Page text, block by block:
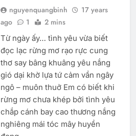
nguyenquangbinh
17 years
ago
1 2 mins
Từ ngày ấy… tình yêu vừa biết
đọc lạc rừng mơ rạo rực cung
thơ say bâng khuâng yêu nắng
gió dại khờ lựa tứ cảm vần ngây
ngô – muôn thuở Em có biết khi
rừng mơ chưa khép bởi tình yêu
chắp cánh bay cao thương nắng
nghiêng mái tóc mây huyền